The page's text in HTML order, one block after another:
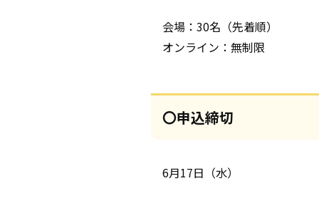
会場：30名（先着順）
オンライン：無制限
〇申込締切
6月17日（水）